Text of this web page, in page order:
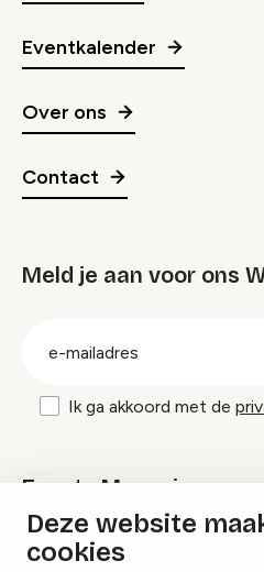
Deze website
cookies
Eventkalender
Over ons
Contact
Meld je aan voor ons
Ik ga akkoord met de
Events Magazine
Ik ontvang graag